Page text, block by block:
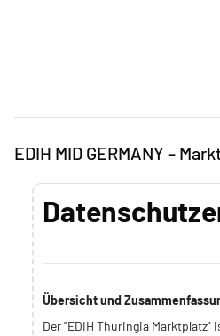
EDIH MID GERMANY –
Übersicht und
Der "EDIH Thuringia